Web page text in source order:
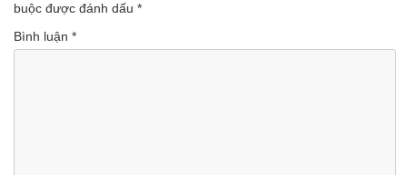
buộc được đánh dấu *
Bình luận *